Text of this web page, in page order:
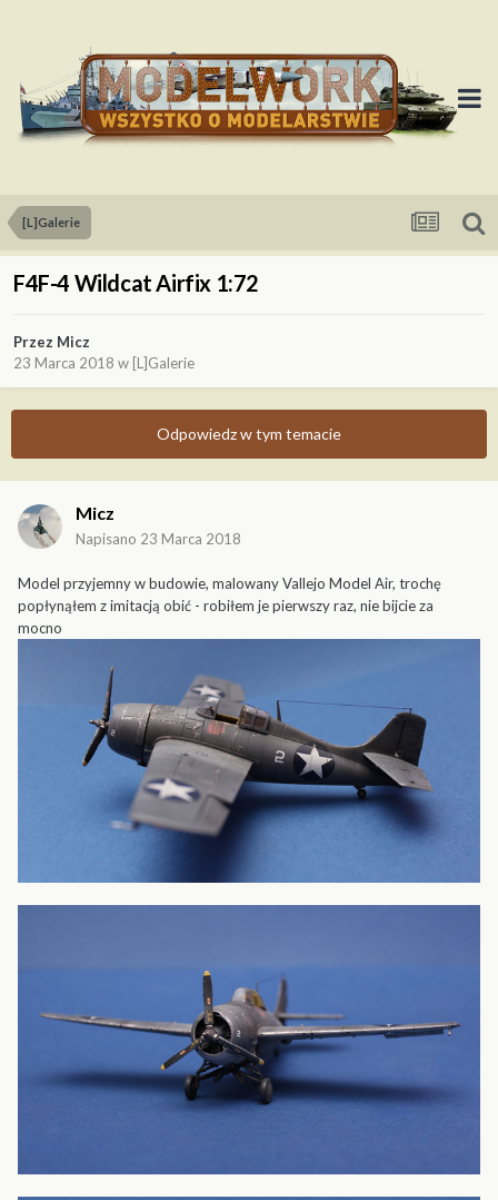
[L]Galerie
F4F-4 Wildcat Airfix 1:72
Przez Micz
23 Marca 2018 w [L]Galerie
Odpowiedz w tym temacie
Micz
Napisano 23 Marca 2018
Model przyjemny w budowie, malowany Vallejo Model Air, trochę
popłynąłem z imitacją obić - robiłem je pierwszy raz, nie bijcie za
mocno